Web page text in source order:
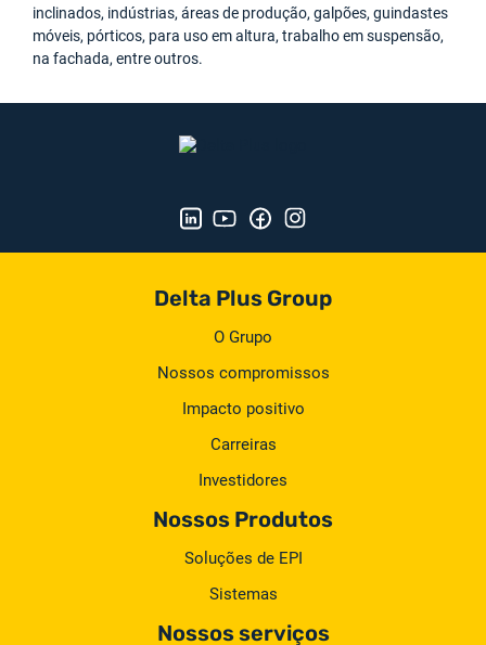
inclinados, indústrias, áreas de produção, galpões, guindastes
móveis, pórticos, para uso em altura, trabalho em suspensão,
na fachada, entre outros.
Delta Plus Group
O Grupo
Nossos compromissos
Impacto positivo
Carreiras
Investidores
Nossos Produtos
Soluções de EPI
Sistemas
Nossos serviços